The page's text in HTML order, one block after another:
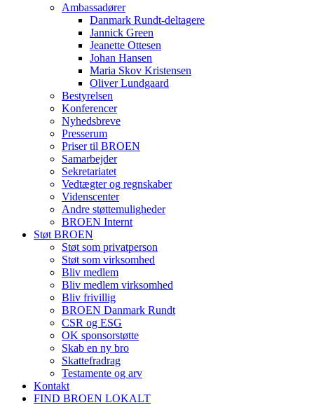
Ambassadører
Danmark Rundt-deltagere
Jannick Green
Jeanette Ottesen
Johan Hansen
Maria Skov Kristensen
Oliver Lundgaard
Bestyrelsen
Konferencer
Nyhedsbreve
Presserum
Priser til BROEN
Samarbejder
Sekretariatet
Vedtægter og regnskaber
Videnscenter
Andre støttemuligheder
BROEN Internt
Støt BROEN
Støt som privatperson
Støt som virksomhed
Bliv medlem
Bliv medlem virksomhed
Bliv frivillig
BROEN Danmark Rundt
CSR og ESG
OK sponsorstøtte
Skab en ny bro
Skattefradrag
Testamente og arv
Kontakt
FIND BROEN LOKALT